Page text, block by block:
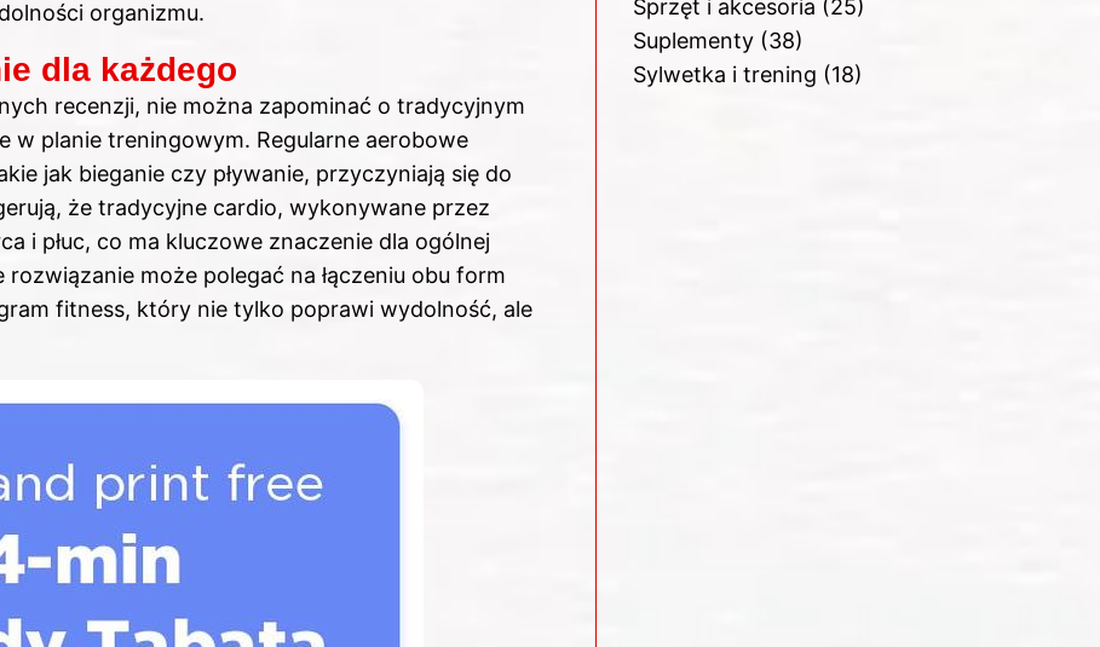
organizmu.
dla każdego
recenzji, nie można zapominać o tradycyjnym
w planie treningowym. Regularne aerobowe
jak bieganie czy pływanie, przyczyniają się do
że tradycyjne cardio, wykonywane przez
i płuc, co ma kluczowe znaczenie dla ogólnej
może polegać na łączeniu obu form
fitness, który nie tylko poprawi wydolność, ale
Sprzęt i akcesoria (25)
Suplementy(38)
Sylwetka i trening (18)